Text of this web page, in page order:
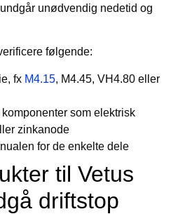
unødvendig nedetid og
følgende:
fx M4.15, M4.45, VH4.80 eller
som elektrisk
zinkanode
for de enkelte dele
til Vetus
driftstop